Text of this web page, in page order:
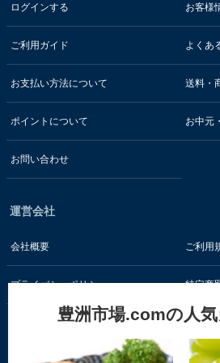
ログインする お客様
ご利用ガイド よくあ
お支払い方法について 送料・
ポイントについて お中元
お問い合わせ
運営会社
会社概要 ご利用
プライバシーポリシー 特定商
豊洲市場.comの人